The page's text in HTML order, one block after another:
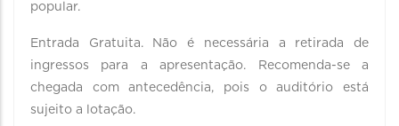
popular.
Entrada Gratuita. Não é necessária a retirada de
ingressos para a apresentação. Recomenda-se a
chegada com antecedência, pois o auditório está
sujeito a lotação.